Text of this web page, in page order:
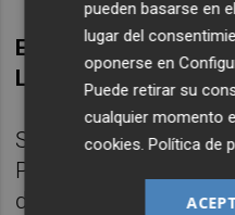
EL PIC DE
LA ALTA GARONA
Situado en la Alta
Perdiguère es uno
de 3000 metros
pueden basarse en
lugar del
oponerse en
Puede retirar su
cualquier momento
cookies .Política de